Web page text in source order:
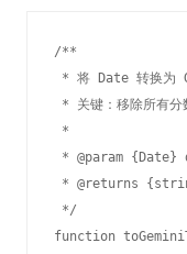
/**
* 将 Date 转换为
* 关键：移除所有分
*
* @param {Date}
* @returns
*/
function